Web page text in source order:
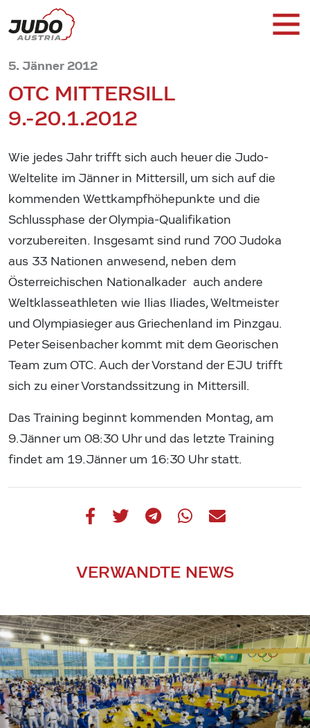
5. Jänner 2012
OTC MITTERSILL
9.-20.1.2012
Wie jedes Jahr trifft sich auch heuer die Judo-
Weltelite im Jänner in Mittersill, um sich auf die
kommenden Wettkampfhöhepunkte und die
Schlussphase der Olympia-Qualifikation
vorzubereiten. Insgesamt sind rund 700 Judoka
aus 33 Nationen anwesend, neben dem
Österreichischen Nationalkader auch andere
Weltklasseathleten wie Ilias Iliades, Weltmeister
und Olympiasieger aus Griechenland im Pinzgau.
Peter Seisenbacher kommt mit dem Georischen
Team zum OTC. Auch der Vorstand der EJU trifft
sich zu einer Vorstandssitzung in Mittersill.
Das Training beginnt kommenden Montag, am
9.Jänner um 08:30 Uhr und das letzte Training
findet am 19.Jänner um 16:30 Uhr statt.
VERWANDTE NEWS